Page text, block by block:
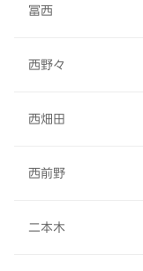
冨西
西野々
西畑田
西前野
二本木